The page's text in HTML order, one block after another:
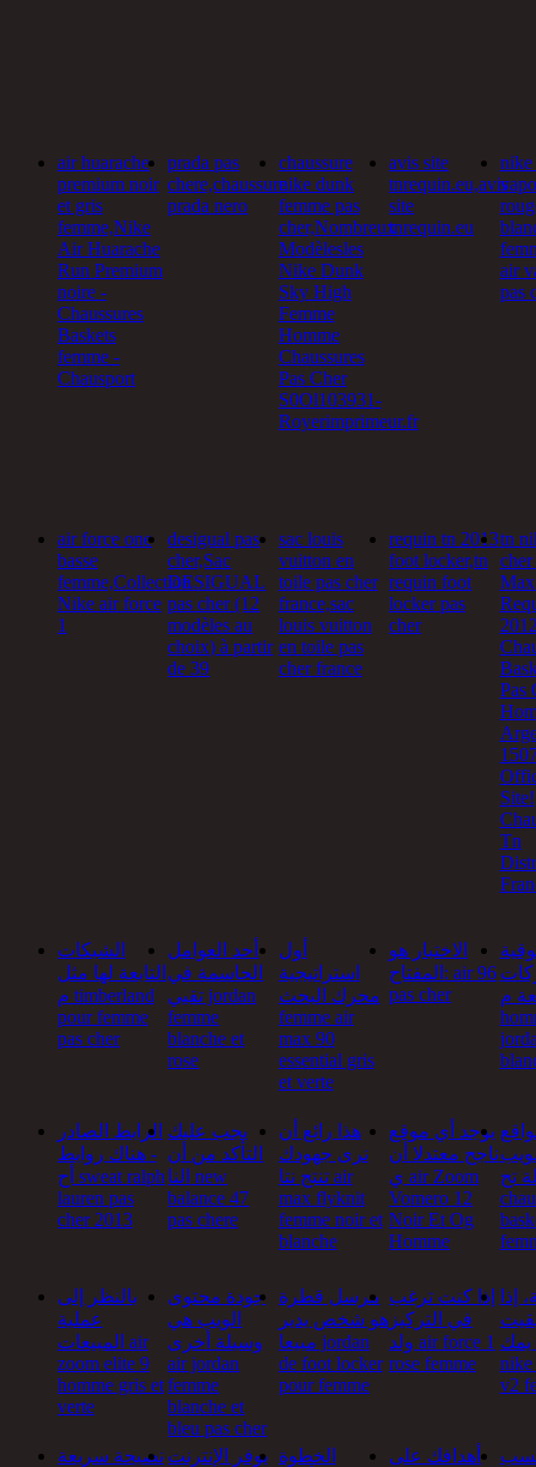
air huarache
premium noir
et gris
femme,Nike
Air Huarache
Run Premium
noire -
Chaussures
Baskets
femme -
Chausport
prada pas
chere,chaussure
prada nero
chaussure
nike dunk
femme pas
cher,Nombreux
Modèlesles
Nike Dunk
Sky High
Femme
Homme
Chaussures
Pas Cher
S0Ol103931-
Royerimprimeur.fr
avis site
tnrequin.eu,avis
site
tnrequin.eu
nike
air
pas
air force one
basse
femme,Collection
Nike air force
1
desigual pas
cher,Sac
DESIGUAL
pas cher (12
modèles au
choix) à partir
de 39
sac louis
vuitton en
toile pas cher
france,sac
louis vuitton
en toile pas
cher france
requin tn 2013
foot locker,tn
requin foot
locker pas
cher
tn
Pas
Site!
Tn
الشبكات
التابعة لها مثل
م timberland
pour femme
pas cher
أحد العوامل
الحاسمة في
تقيي jordan
femme
blanche et
rose
أول
استراتيجية
محرك البحث
femme air
max 90
essential gris
et verte
الاختبار هو
المفتاح: air 96
pas cher
م
الرابط الصادر
- هناك روابط
أح sweat ralph
lauren pas
cher 2013
يجب عليك
التأكد من أن
النا new
balance 47
pas chere
هذا رائع أن
نرى جهودك
تنتج نتا air
max flyknit
femme noir et
blanche
يوجد أي موقع
ناجح معتدلا أن
ي air Zoom
Vomero 12
Noir Et Og
Homme
تح
بالنظر إلى
عملية
المبيعات air
zoom elite 9
homme gris et
verte
جودة محتوى
الويب هي
وسيلة أخرى
air jordan
femme
blanche et
bleu pas cher
مرسل قطرة
هو شخص يدير
مبيعا jordan
de foot locker
pour femme
إذا كنت ترغب
في التركيز
ولد air force 1
rose femme
إذا
يمك
nike
v2
نصيحة سريعة يوفر الإنترنت
الخطوة
أهدافك على